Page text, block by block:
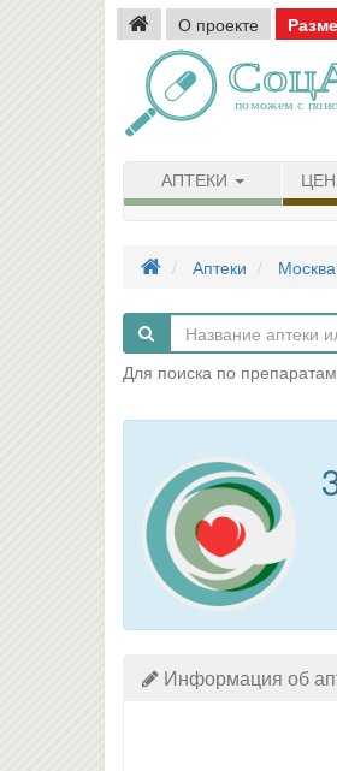
О проекте
АПТЕКИ
Аптеки Москва
Для поиска по
Информация об